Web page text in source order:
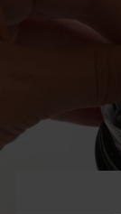
Små,
Uanset om